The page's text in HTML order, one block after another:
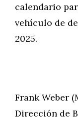
calendario
vehículo de
2025.
Frank Weber
Dirección de